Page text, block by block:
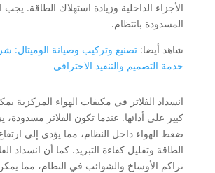
الأجزاء الداخلية وزيادة استهلاك الطاقة. يجب
المسدودة بانتظام.
شاهد أيضا: تصنيع وتركيب وصيانة الوميتال:
خدمة التصميم والتنفيذ الاحترافي
انسداد الفلاتر في مكيفات الهواء المركزية
كبير على أدائها. عندما تكون الفلاتر
ضغط الهواء داخل النظام، مما يؤدي إلى
الطاقة وتقليل كفاءة التبريد. كما أن انسداد
تراكم الأوساخ والشوائب في النظام، مما